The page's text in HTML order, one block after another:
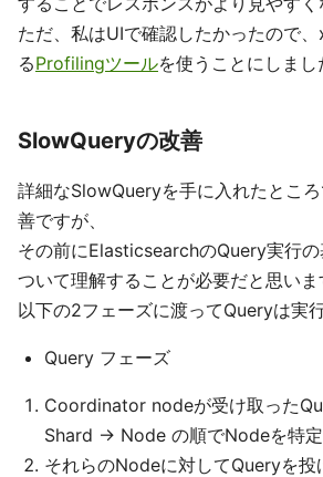
ただ、私はUIで確認したかったので
るProfilingツールを使うことにしまし
SlowQueryの改善
詳細なSlowQueryを手に入れたとこ
善ですが、
その前にElasticsearchのQuery実行
ついて理解することが必要だと思いま
以下の2フェーズに渡ってQueryは実行
Query フェーズ
Coordinator nodeが受け取った
Shard -> Node の順でNodeを特定
それらのNodeに対してQueryを投